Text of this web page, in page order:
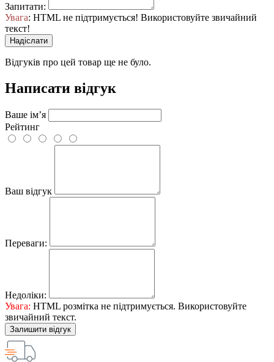
Запитати:
Увага: HTML не підтримується! Використовуйте звичайний
текст!
Надіслати
Відгуків про цей товар ще не було.
Написати відгук
Ваше ім’я
Рейтинг
Ваш відгук
Переваги:
Недоліки:
Увага: HTML розмітка не підтримується. Використовуйте
звичайний текст.
Залишити відгук